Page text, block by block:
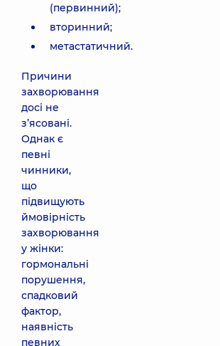
(первинний);
вторинний;
метастатичний.
Причини
захворювання
досі не
з’ясовані.
Однак є
певні
чинники,
що
підвищують
ймовірність
захворювання
у жінки:
гормональні
порушення,
спадковий
фактор,
наявність
певних